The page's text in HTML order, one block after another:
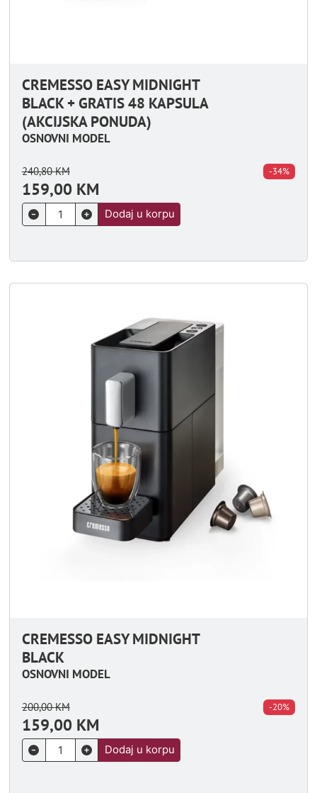
CREMESSO EASY MIDNIGHT
BLACK + GRATIS 48 KAPSULA
(AKCIJSKA PONUDA)
OSNOVNI MODEL
240,80KM
159,00 KM
-34%
Dodaj u korpu
CREMESSO EASY MIDNIGHT
BLACK
OSNOVNI MODEL
200,00KM
159,00 KM
-20%
Dodaj u korpu